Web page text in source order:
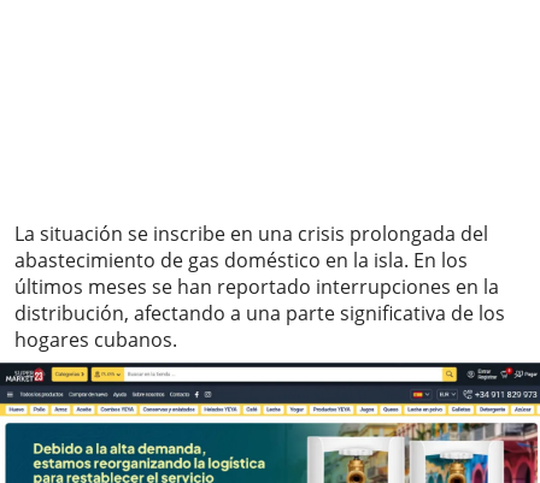
La situación se inscribe en una crisis prolongada del
abastecimiento de gas doméstico en la isla. En los
últimos meses se han reportado interrupciones en la
distribución, afectando a una parte significativa de los
hogares cubanos.